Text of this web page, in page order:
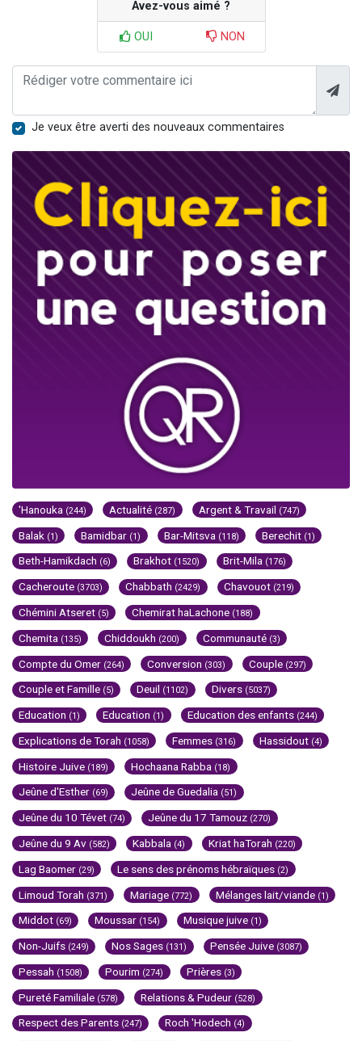
Avez-vous aimé ?
OUI NON
Je veux être averti des nouveaux commentaires
'Hanouka (244) Actualité (287) Argent & Travail (747)
Balak (1) Bamidbar (1) Bar-Mitsva (118) Berechit (1)
Beth-Hamikdach (6) Brakhot (1520) Brit-Mila (176)
Cacheroute (3703) Chabbath (2429) Chavouot (219)
Chémini Atseret (5) Chemirat haLachone (188)
Chemita (135) Chiddoukh (200) Communauté (3)
Compte du Omer (264) Conversion (303) Couple (297)
Couple et Famille (5) Deuil (1102) Divers (5037)
Education (1) Education (1) Education des enfants (244)
Explications de Torah (1058) Femmes (316) Hassidout (4)
Histoire Juive (189) Hochaana Rabba (18)
Jeûne d'Esther (69) Jeûne de Guedalia (51)
Jeûne du 10 Tévet (74) Jeûne du 17 Tamouz (270)
Jeûne du 9 Av (582) Kabbala (4) Kriat haTorah (220)
Lag Baomer (29) Le sens des prénoms hébraïques (2)
Limoud Torah (371) Mariage (772) Mélanges lait/viande (1)
Middot (69) Moussar (154) Musique juive (1)
Non-Juifs (249) Nos Sages (131) Pensée Juive (3087)
Pessah (1508) Pourim (274) Prières (3)
Pureté Familiale (578) Relations & Pudeur (528)
Respect des Parents (247) Roch 'Hodech (4)